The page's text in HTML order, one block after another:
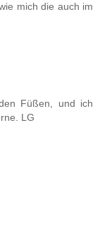
mich die auch im
Füßen, und ich
LG